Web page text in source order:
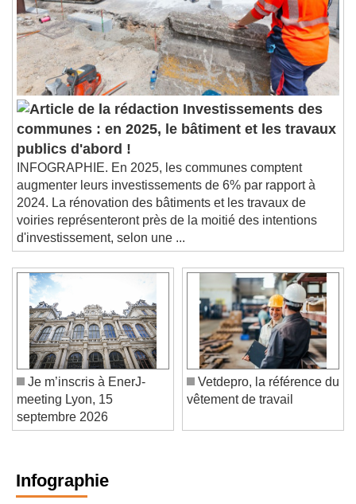
Investissements des
communes : en 2025, le bâtiment et les travaux
publics d'abord !
INFOGRAPHIE. En 2025, les communes comptent
augmenter leurs investissements de 6% par rapport à
2024. La rénovation des bâtiments et les travaux de
voiries représenteront près de la moitié des intentions
d'investissement, selon une ...
Je m’inscris à EnerJ-
meeting Lyon, 15
septembre 2026
Vetdepro, la référence du
Infographie